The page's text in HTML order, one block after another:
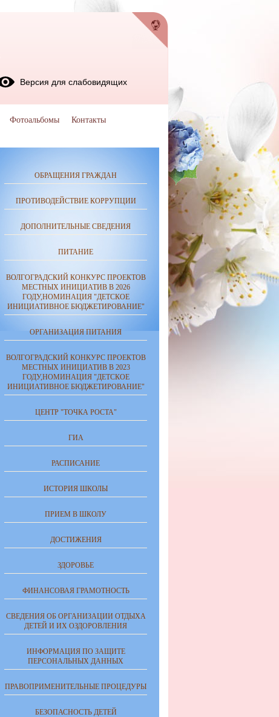
ОБРАЩЕНИЯ ГРАЖДАН
ПРОТИВОДЕЙСТВИЕ КОРРУПЦИИ
ДОПОЛНИТЕЛЬНЫЕ СВЕДЕНИЯ
ПИТАНИЕ
ВОЛГОГРАДСКИЙ КОНКУРС ПРОЕКТОВ
МЕСТНЫХ ИНИЦИАТИВ В 2026
ГОДУ,НОМИНАЦИЯ "ДЕТСКОЕ
ИНИЦИАТИВНОЕ БЮДЖЕТИРОВАНИЕ"
ОРГАНИЗАЦИЯ ПИТАНИЯ
ВОЛГОГРАДСКИЙ КОНКУРС ПРОЕКТОВ
МЕСТНЫХ ИНИЦИАТИВ В 2023
ГОДУ,НОМИНАЦИЯ "ДЕТСКОЕ
ИНИЦИАТИВНОЕ БЮДЖЕТИРОВАНИЕ"
ЦЕНТР "ТОЧКА РОСТА"
ГИА
РАСПИСАНИЕ
ИСТОРИЯ ШКОЛЫ
ПРИЕМ В ШКОЛУ
ДОСТИЖЕНИЯ
ЗДОРОВЬЕ
ФИНАНСОВАЯ ГРАМОТНОСТЬ
СВЕДЕНИЯ ОБ ОРГАНИЗАЦИИ ОТДЫХА
ДЕТЕЙ И ИХ ОЗДОРОВЛЕНИЯ
ИНФОРМАЦИЯ ПО ЗАЩИТЕ
ПЕРСОНАЛЬНЫХ ДАННЫХ
ПРАВОПРИМЕНИТЕЛЬНЫЕ ПРОЦЕДУРЫ
БЕЗОПАСНОСТЬ ДЕТЕЙ
Версия для слабовидящих
Фотоальбомы Контакты